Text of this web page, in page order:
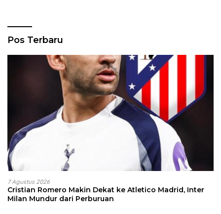
Pos Terbaru
7 Agustus 2026
Cristian Romero Makin Dekat ke Atletico Madrid, Inter
Milan Mundur dari Perburuan